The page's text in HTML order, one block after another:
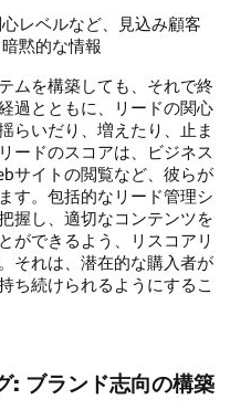
レベルなど、見込み顧客
黙的な情報
ムを構築しても、それで終
過とともに、リードの関心
らいだり、増えたり、止ま
ードのスコアは、ビジネス
サイトの閲覧など、彼らが
す。包括的なリード管理シ
握し、適切なコンテンツを
ができるよう、リスコアリ
それは、潜在的な購入者が
ち続けられるようにするこ
: ブランド志向の構築